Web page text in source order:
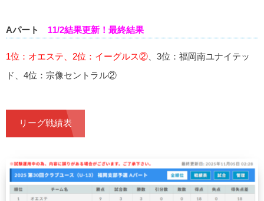
Aパート 11/2結果更新！最終結果
1位：オエステ、2位：イーグルス② 、3位：福岡南ユナイテッ
ド、4位：宗像セントラル②
リーグ戦績表